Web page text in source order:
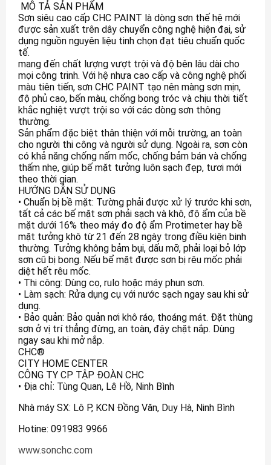
MÔ TẢ SẢN PHẨM
Sơn siêu cao cấp CHC PAINT là dòng sơn thế hệ mới
được sản xuất trên dây chuyển công nghệ hiện đại, sử
dụng nguồn nguyên liệu tinh chọn đạt tiêu chuẩn quốc
tế.
mang đến chất lượng vượt trội và độ bên lâu dài cho
mọi công trinh. Với hệ nhựa cao cấp và công nghệ phối
màu tiên tiến, sơn CHC PAINT tạo nên màng sơn mịn,
độ phủ cao, bến màu, chống bong tróc và chịu thời tiết
khắc nghiệt vượt trội so với các dòng sơn thông
thường.
Sản phẩm đặc biệt thân thiện với mỗi trường, an toàn
cho người thi công và người sử dụng. Ngoài ra, sơn còn
có khả năng chống nấm mốc, chống bảm bán và chống
thấm nhẹ, giúp bế mặt tưởng luôn sạch đẹp, tươi mới
theo thời gian.
HƯỚNG DẪN SỬ DỤNG
• Chuẩn bị bề mặt: Tường phải được xử lý trước khi sơn,
tất cả các bế mặt sơn phải sạch và khô, độ ẩm của bề
mặt dưới 16% theo máy đo độ ẩm Protimeter hay bề
mặt tưởng khô từ 21 đến 28 ngày trong điều kiện binh
thường. Tưởng không bảm bụi, dấu mỡ, phải loại bỏ lớp
sơn cũ bị bong. Nếu bể mặt được sơn bị rêu mốc phải
diệt hết rêu mốc.
• Thi công: Dùng cọ, rulo hoặc máy phun sơn.
• Làm sạch: Rửa dụng cụ với nước sạch ngay sau khi sử
dụng.
• Bảo quản: Bảo quản nơi khô ráo, thoáng mát. Đặt thùng
sơn ở vị trí thẳng đừng, an toàn, đậy chặt nắp. Dùng
ngay sau khi mở nắp.
CHC®
CITY HOME CENTER
CÔNG TY CP TẬP ĐOÀN CHC
• Địa chỉ: Tùng Quan, Lê Hồ, Ninh Bình
Nhà máy SX: Lô P, KCN Đồng Văn, Duy Hà, Ninh Bình
Hotine: 091983 9966
www.sonchc.com